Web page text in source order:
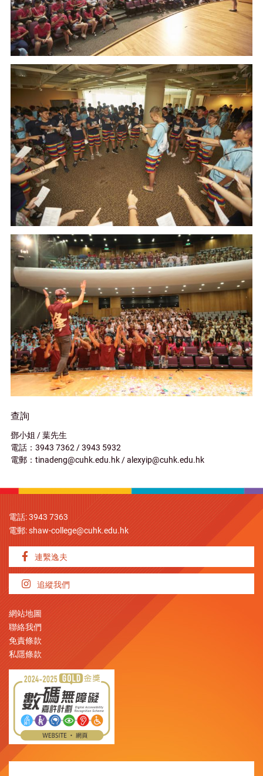
查詢
鄧小姐 / 葉先生
電話：3943 7362 / 3943 5932
電郵：tinadeng@cuhk.edu.hk / alexyip@cuhk.edu.hk
電話: 3943 7363
電郵:shaw-college@cuhk.edu.hk
連繫逸夫
追縱我們
網站地圖
聯絡我們
免責條款
私隱條款